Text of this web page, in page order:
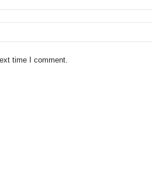
time I comment.